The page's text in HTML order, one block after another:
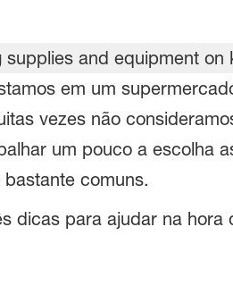
em um
vezes não
um pouco a escolha
comuns.
dicas para ajudar na hora